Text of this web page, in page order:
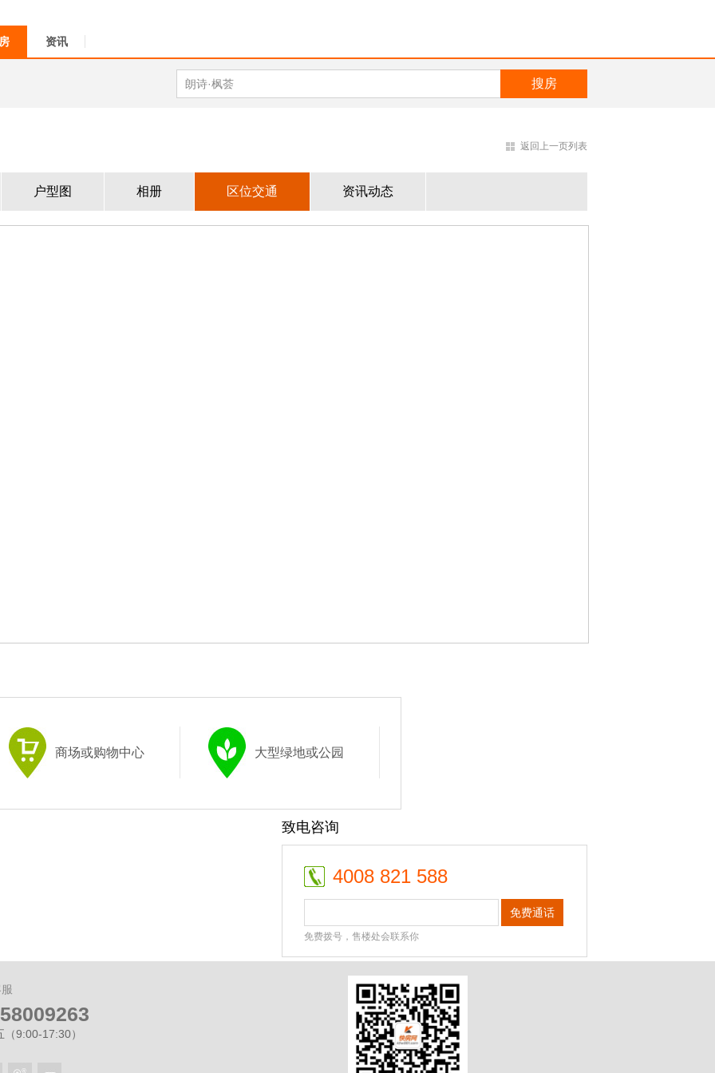
资讯
返回上一页列表
户型图 相册 区位交通 资讯动态
商场或购物中心 大型绿地或公园
致电咨询
4008 821 588
免费通话
免费拨号，售楼处会联系你
9:00-17:30）